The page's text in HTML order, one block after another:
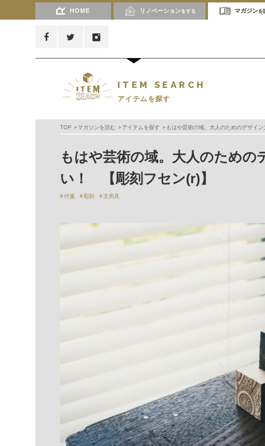
HOME リノベーションをする マガジンを
ITEM SEARCH
アイテムを探す
TOP マガジンを読む アイテムを探す もはや芸術の域。大人のためのデザイ
もはや芸術の域。大人のための
い！ 【彫刻フセン(r)】
付箋 彫刻 文房具